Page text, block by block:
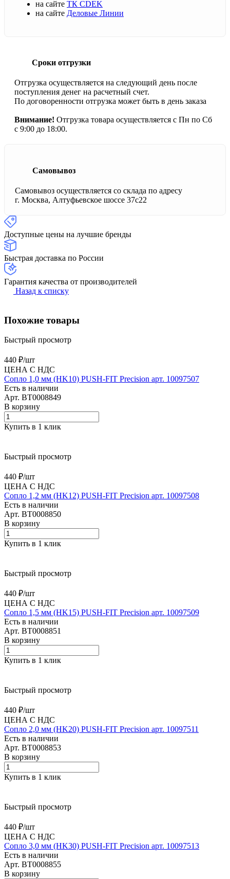
на сайте ТК CDEK
на сайте Деловые Линии
Сроки отгрузки
Отгрузка осуществляется на следующий день после
поступления денег на расчетный счет.
По договоренности отгрузка может быть в день заказа
Внимание! Отгрузка товара осуществляется с Пн по Сб
с 9:00 до 18:00.
Самовывоз
Самовывоз осуществляется со склада по адресу
г. Москва, Алтуфьевское шоссе 37с22
Доступные цены на лучшие бренды
Быстрая доставка по России
Гарантия качества от производителей
Назад к списку
Похожие товары
Быстрый просмотр
440 ₽/шт
ЦЕНА С НДС
Сопло 1,0 мм (HK10) PUSH-FIT Precision арт. 10097507
Есть в наличии
Арт. BT0008849
В корзину
Купить в 1 клик
Быстрый просмотр
440 ₽/шт
ЦЕНА С НДС
Сопло 1,2 мм (HK12) PUSH-FIT Precision арт. 10097508
Есть в наличии
Арт. BT0008850
В корзину
Купить в 1 клик
Быстрый просмотр
440 ₽/шт
ЦЕНА С НДС
Сопло 1,5 мм (HK15) PUSH-FIT Precision арт. 10097509
Есть в наличии
Арт. BT0008851
В корзину
Купить в 1 клик
Быстрый просмотр
440 ₽/шт
ЦЕНА С НДС
Сопло 2,0 мм (HK20) PUSH-FIT Precision арт. 10097511
Есть в наличии
Арт. BT0008853
В корзину
Купить в 1 клик
Быстрый просмотр
440 ₽/шт
ЦЕНА С НДС
Сопло 3,0 мм (HK30) PUSH-FIT Precision арт. 10097513
Есть в наличии
Арт. BT0008855
В корзину